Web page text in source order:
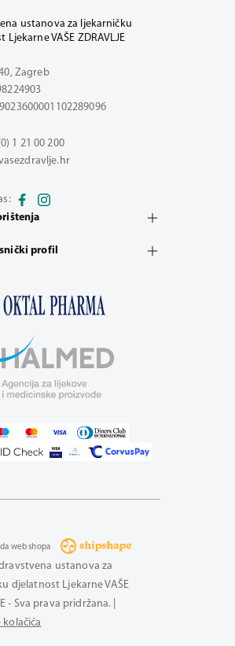
ustanova za ljekarničku
Ljekarne VAŠE ZDRAVLJE
Zagreb
1 21 00 200
profil
ustanova za
djelatnost Ljekarne VAŠE
- Sva prava pridržana. |
kolačića
web shopa